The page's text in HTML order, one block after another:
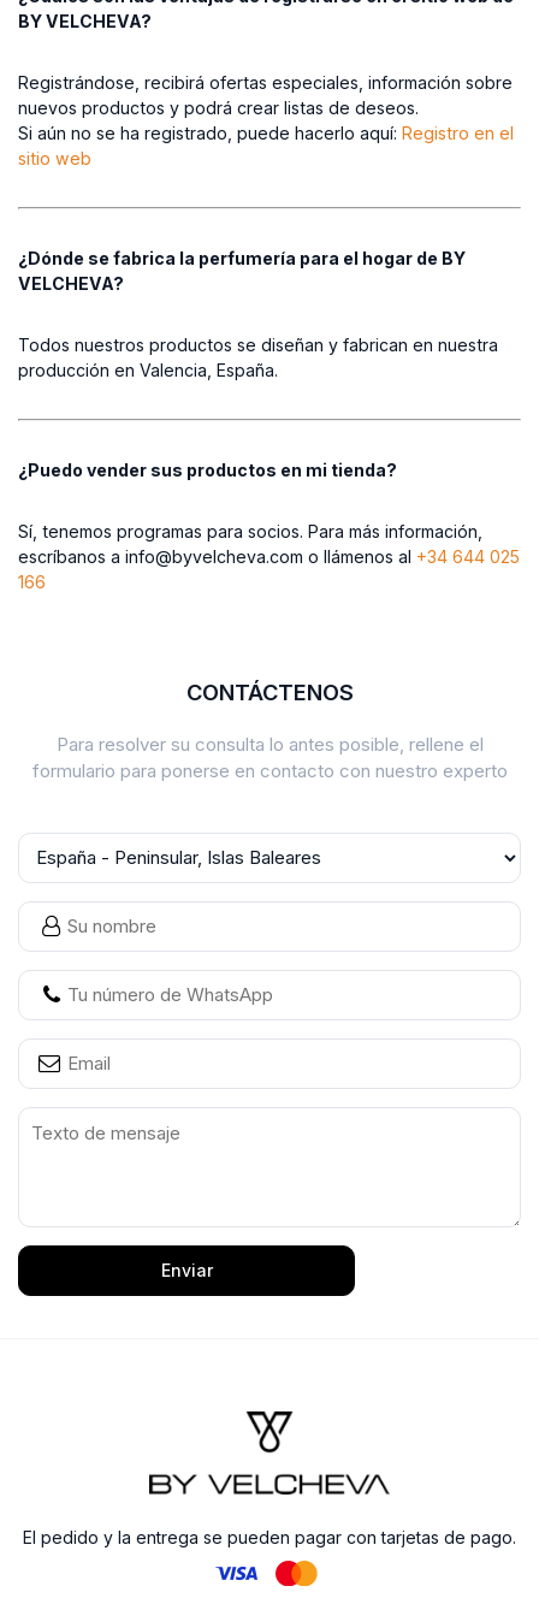
BY VELCHEVA?
Registrándose, recibirá ofertas especiales, información sobre
nuevos productos y podrá crear listas de deseos.
Si aún no se ha registrado, puede hacerlo aquí: Registro en el
sitio web
¿Dónde se fabrica la perfumería para el hogar de BY
VELCHEVA?
Todos nuestros productos se diseñan y fabrican en nuestra
producción en Valencia, España.
¿Puedo vender sus productos en mi tienda?
Sí, tenemos programas para socios. Para más información,
escríbanos a info@byvelcheva.com o llámenos al +34 644 025
166
CONTÁCTENOS
Para resolver su consulta lo antes posible, rellene el
formulario para ponerse en contacto con nuestro experto
Enviar
El pedido y la entrega se pueden pagar con tarjetas de pago.